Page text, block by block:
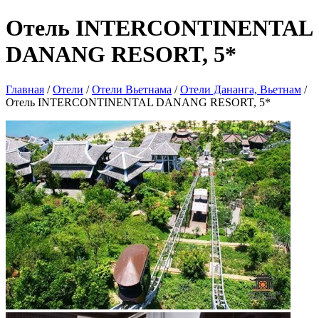
Отель INTERCONTINENTAL
DANANG RESORT, 5*
Главная /Отели /Отели Вьетнама /Отели Дананга, Вьетнам /
Отель INTERCONTINENTAL DANANG RESORT, 5*